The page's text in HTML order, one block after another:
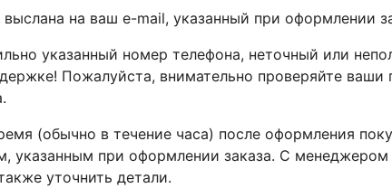
выслана на ваш e-mail, указанный при оформлении
указанный номер телефона, неточный или
Пожалуйста, внимательно проверяйте
(обычно в течение часа) после оформления
указанным при оформлении заказа. С
уточнить детали.